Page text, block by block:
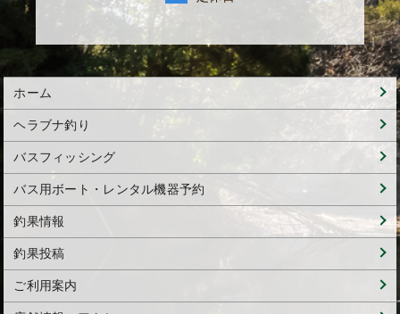
ホーム
ヘラブナ釣り
バスフィッシング
バス用ボート・レンタル機器予約
釣果情報
釣果投稿
ご利用案内